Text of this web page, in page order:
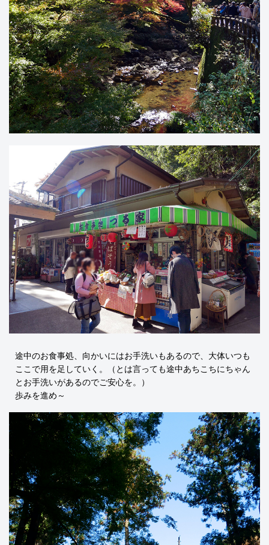
途中のお食事処、向かいにはお手洗いもあるので、大体いつも
ここで用を足していく。（とは言っても途中あちこちにちゃん
とお手洗いがあるのでご安心を。）
歩みを進め～